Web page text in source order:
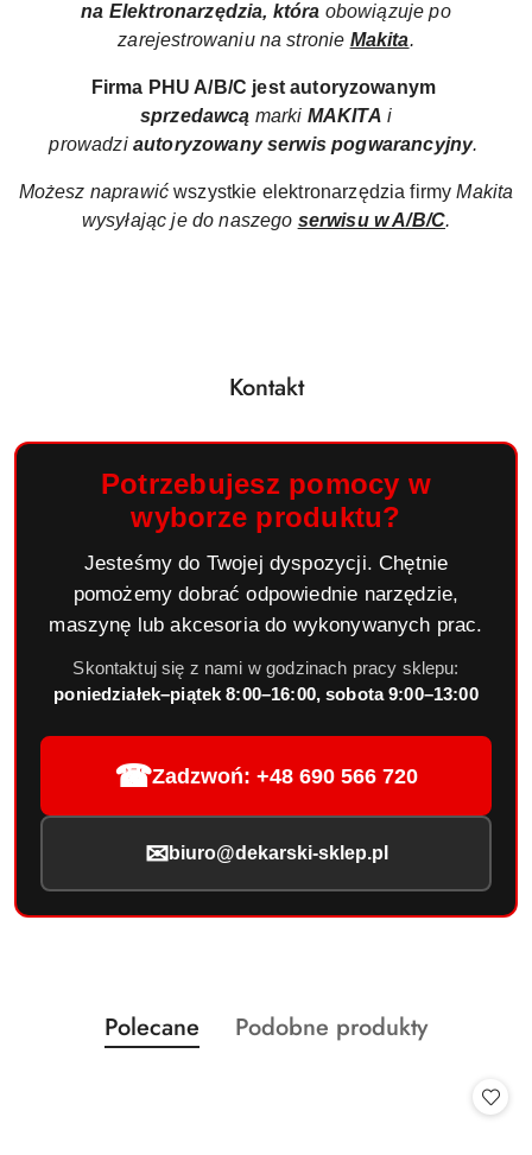
na Elektronarzędzia, która obowiązuje po
zarejestrowaniu na stronie Makita.
Firma PHU A/B/C jest autoryzowanym
sprzedawcą marki MAKITA i
prowadzi autoryzowany serwis pogwarancyjny.
Możesz naprawićwszystkie elektronarzędzia firmy Makita
wysyłając je do naszego serwisu w A/B/C.
Kontakt
Potrzebujesz pomocy w
wyborze produktu?
Jesteśmy do Twojej dyspozycji. Chętnie
pomożemy dobrać odpowiednie narzędzie,
maszynę lub akcesoria do wykonywanych prac.
Skontaktuj się z nami w godzinach pracy sklepu:
poniedziałek–piątek 8:00–16:00, sobota 9:00–13:00
☎Zadzwoń: +48 690 566 720
✉ biuro@dekarski-sklep.pl
Pomiń karuzelę produktów
Produkty
o
Polecane
Produkty
Podobne produkty